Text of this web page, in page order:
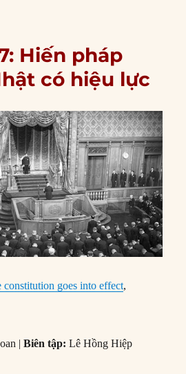
Hiến pháp
có hiệu lực
constitution goes into effect,
|Biên tập:Lê Hồng Hiệp